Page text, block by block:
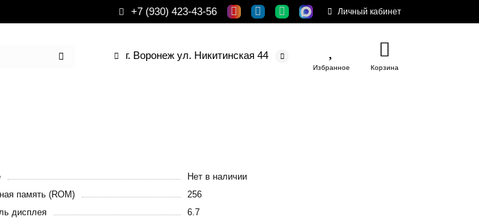
+7 (930) 423-43-56 Личный кабинет
г. Воронеж ул. Никитинская 44
Избранное Корзина
Нет в наличии
память (ROM)
256
дисплея
6.7